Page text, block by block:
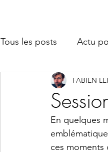
Tous les posts Actu
Balades FABIEN
En quelques
ces